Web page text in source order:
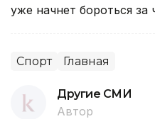
уже начнет бороться за
Спорт Главная
Другие СМИ
Автор